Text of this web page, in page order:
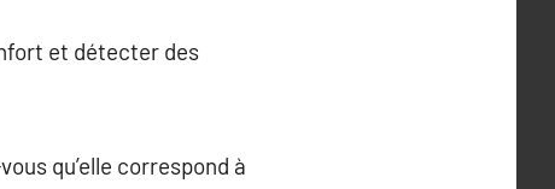
et détecter des
qu’elle correspond à